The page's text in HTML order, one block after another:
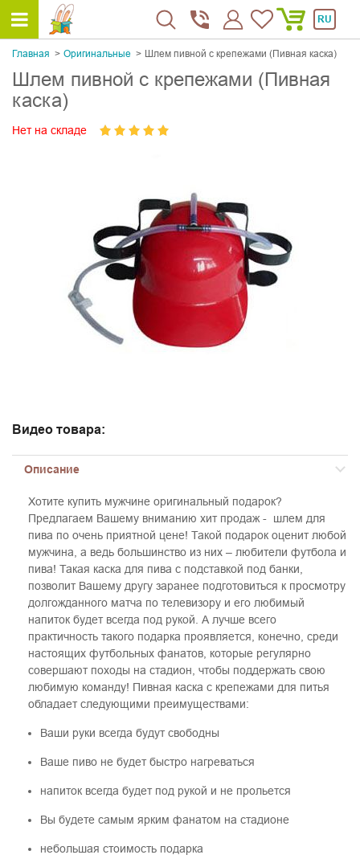
RU
Главная Оригинальные Шлем пивной с крепежами (Пивная каска)
Шлем пивной с крепежами (Пивная
каска)
Нет на складе
Видео товара:
Описание
Хотите купить мужчине оригинальный подарок?
Предлагаем Вашему вниманию хит продаж - шлем для
пива по очень приятной цене! Такой подарок оценит любой
мужчина, а ведь большинство из них – любители футбола и
пива! Такая каска для пива с подставкой под банки,
позволит Вашему другу заранее подготовиться к просмотру
долгожданного матча по телевизору и его любимый
напиток будет всегда под рукой. А лучше всего
практичность такого подарка проявляется, конечно, среди
настоящих футбольных фанатов, которые регулярно
совершают походы на стадион, чтобы поддержать свою
любимую команду! Пивная каска с крепежами для питья
обладает следующими преимуществами:
Ваши руки всегда будут свободны
Ваше пиво не будет быстро нагреваться
напиток всегда будет под рукой и не прольется
Вы будете самым ярким фанатом на стадионе
небольшая стоимость подарка